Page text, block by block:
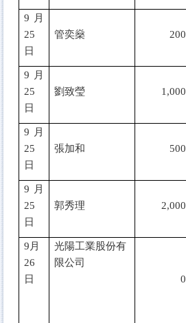
9 月
25
日
管奕燊 200
9 月
25
日
劉致瑩 1,000
9 月
25
日
張加和 500
9 月
25
日
郭秀理 2,000
9 月
26
日
光陽工業股份有
限公司
0